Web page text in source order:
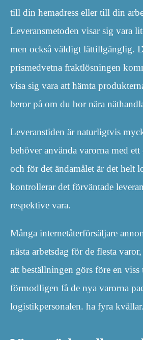
till din hemadress eller till din
Leveransmetoden visar sig vara
men också väldigt lättillgänglig.
prismedvetna fraktlösningen
visa sig vara att hämta
beror på om du bor nära
Leveranstiden är naturligtvis
behöver använda varorna med
och för det ändamålet är det helt
kontrollerar det förväntade
respektive vara.
Många internetåterförsäljare
nästa arbetsdag för de flesta
att beställningen görs före en
förmodligen få de nya varorna
logistikpersonalen. ha fyra kvällar.